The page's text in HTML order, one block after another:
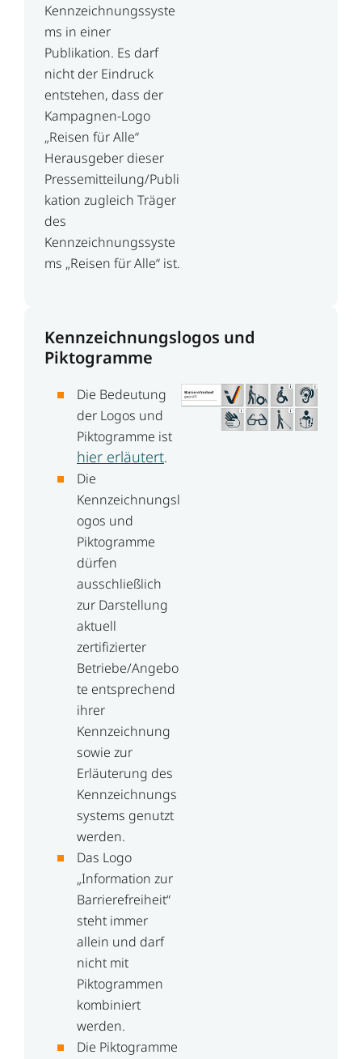
Kennzeichnungssyste
ms in einer
Publikation. Es darf
nicht der Eindruck
entstehen, dass der
Kampagnen-Logo
„Reisen für Alle“
Herausgeber dieser
Pressemitteilung/Publi
kation zugleich Träger
des
Kennzeichnungssyste
ms „Reisen für Alle“ ist.
Kennzeichnungslogos und
Piktogramme
Die Bedeutung
der Logos und
Piktogramme ist
hier erläutert.
Die
Kennzeichnungsl
ogos und
Piktogramme
dürfen
ausschließlich
zur Darstellung
aktuell
zertifizierter
Betriebe/Angebo
te entsprechend
ihrer
Kennzeichnung
sowie zur
Erläuterung des
Kennzeichnungs
systems genutzt
werden.
Das Logo
„Information zur
Barrierefreiheit“
steht immer
allein und darf
nicht mit
Piktogrammen
kombiniert
werden.
Die Piktogramme